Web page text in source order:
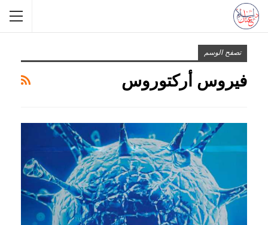
تصفح الوسم
فيروس أركتوروس